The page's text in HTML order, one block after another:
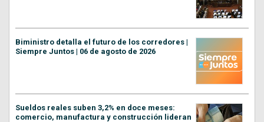
Biministro detalla el futuro de los corredores |
Siempre Juntos | 06 de agosto de 2026
Sueldos reales suben 3,2% en doce meses:
comercio, manufactura y construcción lideran